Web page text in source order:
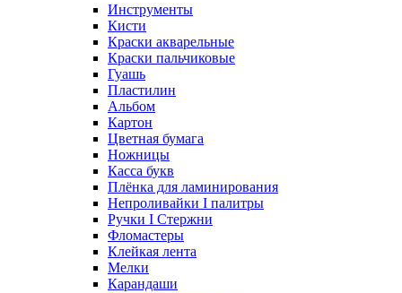
Инструменты
Кисти
Краски акварельные
Краски пальчиковые
Гуашь
Пластилин
Альбом
Картон
Цветная бумага
Ножницы
Касса букв
Плёнка для ламинирования
Непроливайки I палитры
Ручки I Стержни
Фломастеры
Клейкая лента
Мелки
Карандаши